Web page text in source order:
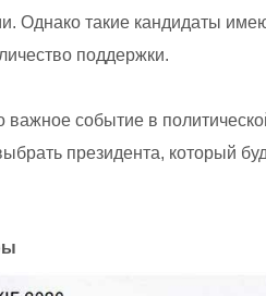
Однако такие кандидаты
поддержки.
событие в
президента, который